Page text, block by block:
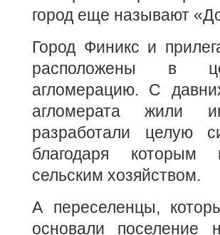
город еще называют
Город Финикс и
расположены в
агломерацию. С
агломерата жили
разработали целую
благодаря которым
сельским хозяйством.
А переселенцы,
основали поселение